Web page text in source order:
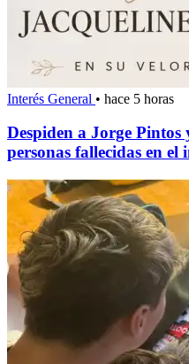
Interés General • hace 5 horas
Despiden a Jorge
personas fallecidas en el